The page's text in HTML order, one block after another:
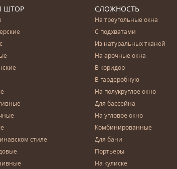
ШТОР
стиле
СЛОЖНОСТЬ
На треугольные окна
С подхватами
Из натуральных тканей
На арочные окна
В коридор
В гардеробную
На полукруглое окно
Для бассейна
На угловое окно
Комбинированные
Для бани
Портьеры
На кулиске